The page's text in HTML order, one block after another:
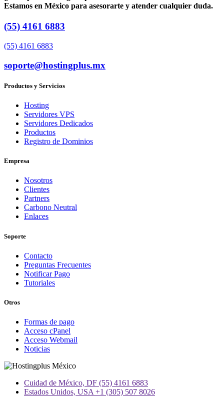
Estamos en México para asesorarte y atender cualquier duda.
(55) 4161 6883
(55) 4161 6883
soporte@hostingplus.mx
Productos y Servicios
Hosting
Servidores VPS
Servidores Dedicados
Productos
Registro de Dominios
Empresa
Nosotros
Clientes
Partners
Carbono Neutral
Enlaces
Soporte
Contacto
Preguntas Frecuentes
Notificar Pago
Tutoriales
Otros
Formas de pago
Acceso cPanel
Acceso Webmail
Noticias
Cuidad de México, DF (55) 4161 6883
Estados Unidos, USA +1 (305) 507 8026